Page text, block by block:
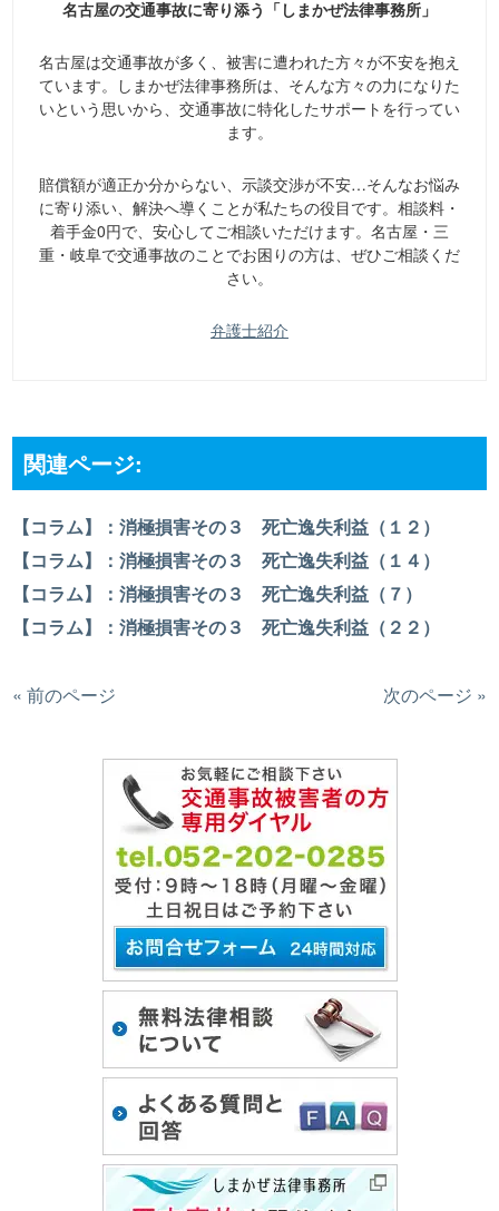
名古屋の交通事故に寄り添う「しまかぜ法律事務所」
名古屋は交通事故が多く、被害に遭われた方々が不安を抱え
ています。しまかぜ法律事務所は、そんな方々の力になりた
いという思いから、交通事故に特化したサポートを行ってい
ます。
賠償額が適正か分からない、示談交渉が不安…そんなお悩み
に寄り添い、解決へ導くことが私たちの役目です。相談料・
着手金0円で、安心してご相談いただけます。名古屋・三
重・岐阜で交通事故のことでお困りの方は、ぜひご相談くだ
さい。
弁護士紹介
関連ページ:
【コラム】：消極損害その３ 死亡逸失利益（１２）
【コラム】：消極損害その３ 死亡逸失利益（１４）
【コラム】：消極損害その３ 死亡逸失利益（７）
【コラム】：消極損害その３ 死亡逸失利益（２２）
« 前のページ 次のページ »